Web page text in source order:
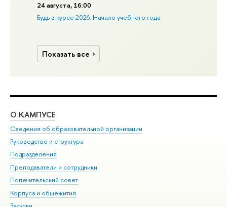
24 августа, 16:00
Будь в курсе 2026: Начало учебного года
Показать все
О КАМПУСЕ
Сведения об образовательной организации
Руководство и структура
Подразделения
Преподаватели и сотрудники
Попечительский совет
Корпуса и общежития